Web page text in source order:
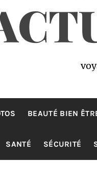
BEAUTÉ BIEN
SANTÉ SÉCURITÉ